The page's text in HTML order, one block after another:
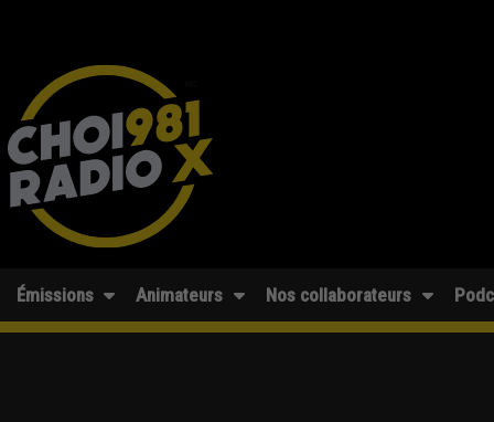
Émissions Animateurs Nos collaborateurs